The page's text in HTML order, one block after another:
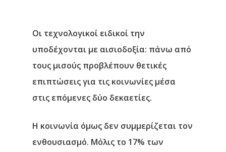
Οι τεχνολογικοί ειδικοί την
υποδέχονται με αισιοδοξία: πάνω από
τους μισούς προβλέπουν θετικές
επιπτώσεις για τις κοινωνίες μέσα
στις επόμενες δύο δεκαετίες.
Η κοινωνία όμως δεν συμμερίζεται τον
ενθουσιασμό. Μόλις το 17% των